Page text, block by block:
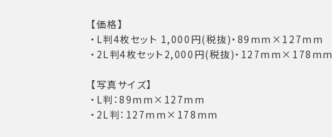
【価格】
・L判4枚セット 1,000円(税抜)・89mm×127mm
・2L判4枚セット2,000円(税抜)・127mm×178mm
【写真サイズ】
・L判：89mm×127mm
・2L判：127mm×178mm